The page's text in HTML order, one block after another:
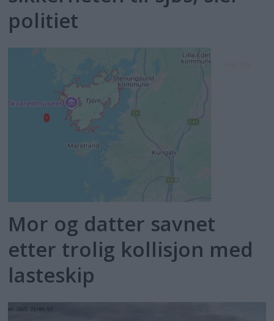
politiet
Mor og datter savnet
etter trolig kollisjon med
lasteskip